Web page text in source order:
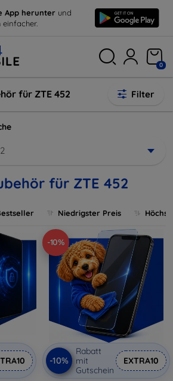
App herunter und
einfacher.
0
für ZTE 452 Filter
für ZTE 452
Niedrigster Preis
-10%
-10%
Rabatt
mit
Gutschein
EXTRA10